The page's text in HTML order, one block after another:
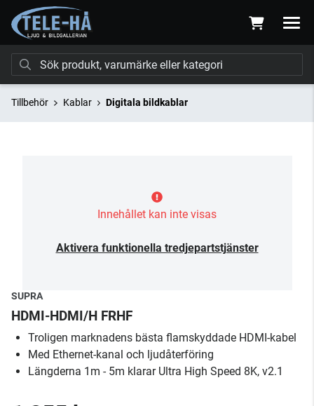
Tillbehör Kablar Digitala bildkablar
Innehållet kan inte visas
Aktivera funktionella tredjepartstjänster
SUPRA
HDMI-HDMI/H FRHF
Troligen marknadens bästa flamskyddade HDMI-kabel
Med Ethernet-kanal och ljudåterföring
Längderna 1m - 5m klarar Ultra High Speed 8K, v2.1